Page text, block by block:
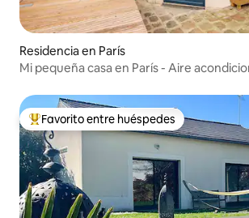
Residencia en París
Mi pequeña casa en París - Aire
De los mejores en Favorito entre
Favorito entre huéspedes